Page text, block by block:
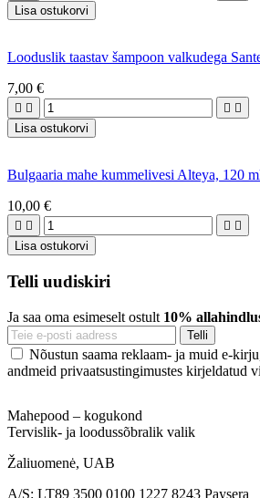
Lisa ostukorvi
Looduslik taastav šampoon valkudega
7,00 €
   
Lisa ostukorvi
Bulgaaria mahe kummelivesi Alteya, 120
10,00 €
   
Lisa ostukorvi
Telli uudiskiri
Ja saa oma esimeselt ostult 10%
Nõustun saama reklaam- ja muid e-
andmeid privaatsustingimustes kirjeldatud
Mahepood – kogukond
Tervislik- ja loodussõbralik valik
Žaliuomenė, UAB
A/S: LT89 3500 0100 1227 8243 Paysera